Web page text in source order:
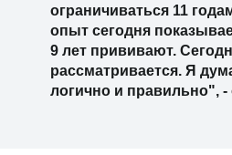
ограничиваться 11
опыт сегодня
9 лет прививают.
рассматривается. Я
логично и правильно", -